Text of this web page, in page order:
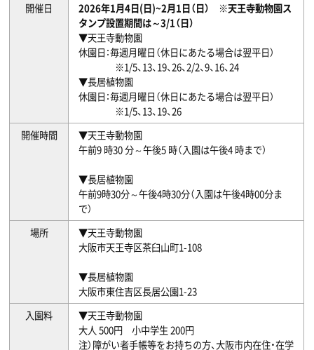
開催日
2026年1月4日(日)~2月1日（日） ※天王寺動物園ス
タンプ設置期間は～3/1（日）
▼天王寺動物園
休園日：毎週月曜日（休日にあたる場合は翌平日）
※1/5、13、19、26、2/2、9、16、24
▼長居植物園
休園日：毎週月曜日（休日にあたる場合は翌平日）
※1/5、13、19、26
開催時間
▼天王寺動物園
午前9 時30 分～午後5 時（入園は午後4 時まで）
▼長居植物園
午前9時30分～午後4時30分（入園は午後4時00分ま
で）
場所
▼天王寺動物園
大阪市天王寺区茶臼山町1-108
▼長居植物園
大阪市東住吉区長居公園1-23
入園料
▼天王寺動物園
大人 500円 小中学生 200円
注）障がい者手帳等をお持ちの方、大阪市内在住・在学